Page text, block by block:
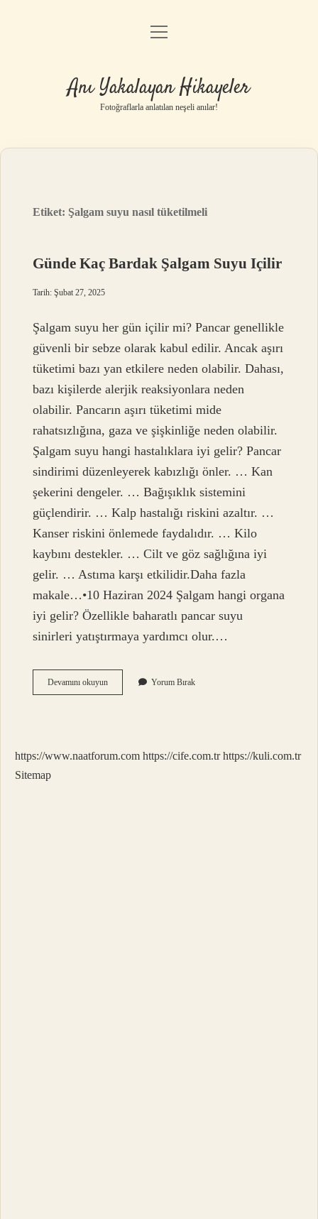
Anasayfa
Yasal Uyarı
menüyü
Anı Yakalayan Hikayeler
Fotoğraflarla anlatılan neşeli anılar!
Etiket: Şalgam suyu nasıl tüketilmeli
Günde Kaç Bardak Şalgam Suyu Içilir
Tarih: Şubat 27, 2025
Şalgam suyu her gün içilir mi? Pancar genellikle
güvenli bir sebze olarak kabul edilir. Ancak aşırı
tüketimi bazı yan etkilere neden olabilir. Dahası,
bazı kişilerde alerjik reaksiyonlara neden
olabilir. Pancarın aşırı tüketimi mide
rahatsızlığına, gaza ve şişkinliğe neden olabilir.
Şalgam suyu hangi hastalıklara iyi gelir? Pancar
sindirimi düzenleyerek kabızlığı önler. … Kan
şekerini dengeler. … Bağışıklık sistemini
güçlendirir. … Kalp hastalığı riskini azaltır. …
Kanser riskini önlemede faydalıdır. … Kilo
kaybını destekler. … Cilt ve göz sağlığına iyi
gelir. … Astıma karşı etkilidir.Daha fazla
makale…•10 Haziran 2024 Şalgam hangi organa
iyi gelir? Özellikle baharatlı pancar suyu
sinirleri yatıştırmaya yardımcı olur.…
Devamını okuyunGünde
Kaç
Yorum Bırak
https://www.naatforum.com https://cife.com.tr https://kuli.com.tr
Sitemap